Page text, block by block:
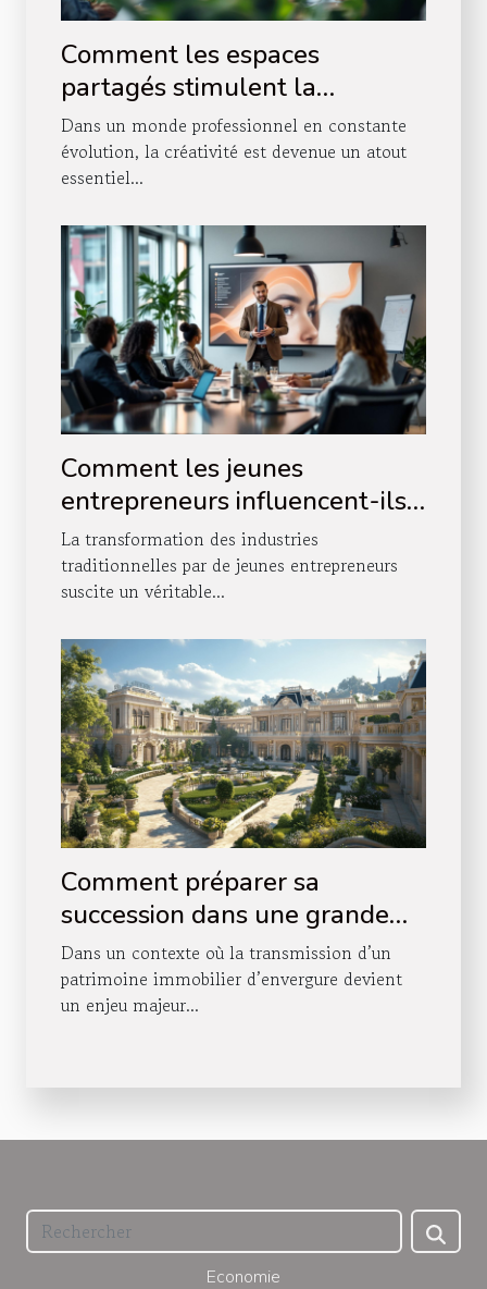
Comment les espaces
partagés stimulent la
créativité professionnelle ?
Dans un monde professionnel en constante
évolution, la créativité est devenue un atout
essentiel...
Comment les jeunes
entrepreneurs influencent-ils
les industries traditionnelles ?
La transformation des industries
traditionnelles par de jeunes entrepreneurs
suscite un véritable...
Comment préparer sa
succession dans une grande
fortune immobilière ?
Dans un contexte où la transmission d’un
patrimoine immobilier d’envergure devient
un enjeu majeur...
Economie